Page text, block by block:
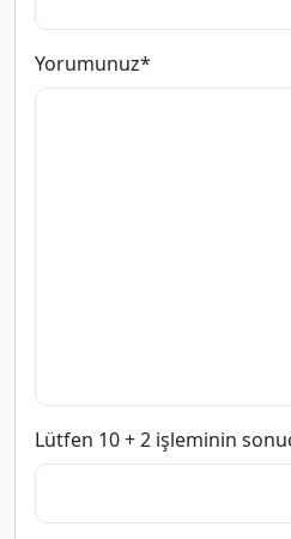
Yorumunuz*
Lütfen 10 + 2 işleminin